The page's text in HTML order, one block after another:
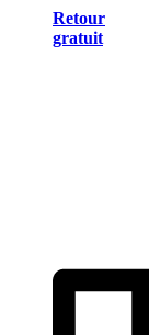
Retour
gratuit